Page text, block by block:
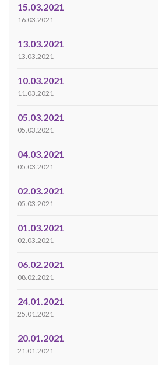
15.03.2021
16.03.2021
13.03.2021
13.03.2021
10.03.2021
11.03.2021
05.03.2021
05.03.2021
04.03.2021
05.03.2021
02.03.2021
05.03.2021
01.03.2021
02.03.2021
06.02.2021
08.02.2021
24.01.2021
25.01.2021
20.01.2021
21.01.2021